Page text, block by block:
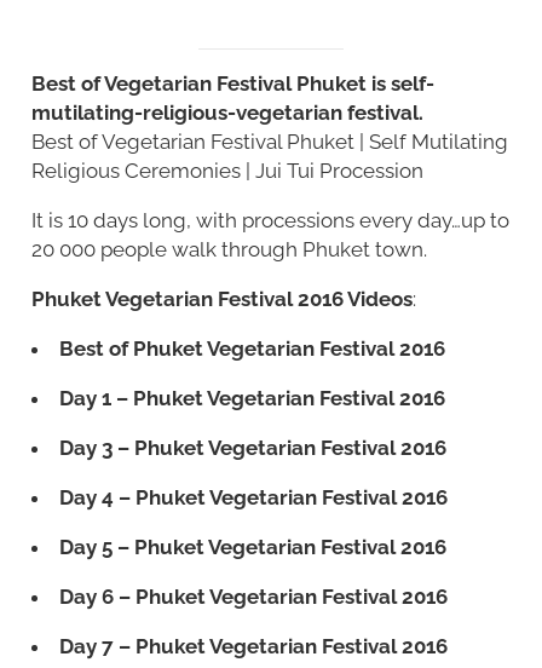
Best of Vegetarian Festival Phuket is self-
mutilating-religious-vegetarian festival.
Best of Vegetarian Festival Phuket | Self Mutilating
Religious Ceremonies | Jui Tui Procession
It is 10 days long, with processions every day…up to
20 000 people walk through Phuket town.
Phuket Vegetarian Festival 2016 Videos:
Best of Phuket Vegetarian Festival 2016
Day 1 – Phuket Vegetarian Festival 2016
Day 3 – Phuket Vegetarian Festival 2016
Day 4 – Phuket Vegetarian Festival 2016
Day 5 – Phuket Vegetarian Festival 2016
Day 6 – Phuket Vegetarian Festival 2016
Day 7 – Phuket Vegetarian Festival 2016